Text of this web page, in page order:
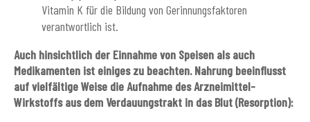
Vitamin K für die Bildung von Gerinnungsfaktoren
verantwortlich ist.
Auch hinsichtlich der Einnahme von Speisen als auch
Medikamenten ist einiges zu beachten. Nahrung beeinflusst
auf vielfältige Weise die Aufnahme des Arzneimittel-
Wirkstoffs aus dem Verdauungstrakt in das Blut (Resorption):